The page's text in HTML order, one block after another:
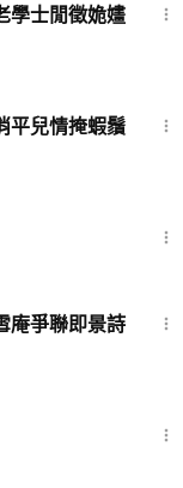
士閒徵姽嫿
兒情掩蝦鬚
爭聯即景詩